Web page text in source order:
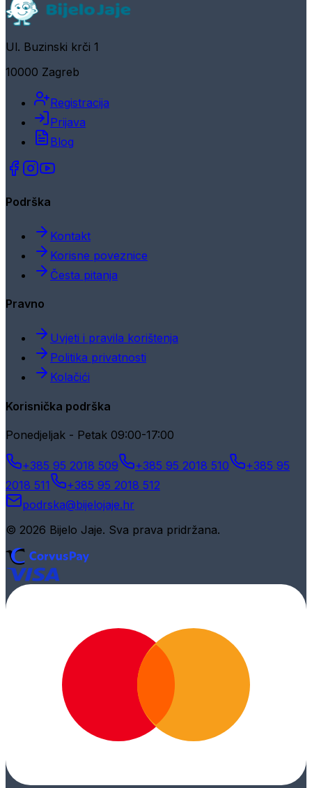
Ul. Buzinski krči 1
10000 Zagreb
Registracija
Prijava
Blog
Podrška
Kontakt
Korisne poveznice
Česta pitanja
Pravno
Uvjeti i pravila korištenja
Politika privatnosti
Kolačići
Korisnička podrška
Ponedjeljak - Petak 09:00-17:00
+385 95 2018 509 +385 95 2018 510
+385 95
2018 511
+385 95 2018 512
podrska@bijelojaje.hr
© 2026 Bijelo Jaje. Sva prava pridržana.